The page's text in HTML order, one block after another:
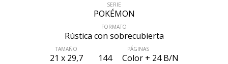
SERIE
POKÉMON
FORMATO
Rústica con sobrecubierta
TAMAÑO
21 x 29,7
PÁGINAS
144 Color + 24 B/N